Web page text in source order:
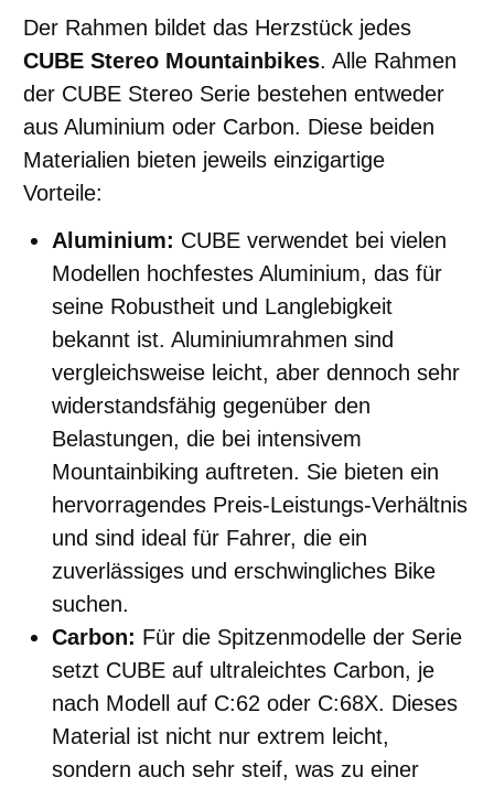
Der Rahmen bildet das Herzstück jedes
CUBE Stereo Mountainbikes. Alle Rahmen
der CUBE Stereo Serie bestehen entweder
aus Aluminium oder Carbon. Diese beiden
Materialien bieten jeweils einzigartige
Vorteile:
Aluminium: CUBE verwendet bei vielen
Modellen hochfestes Aluminium, das für
seine Robustheit und Langlebigkeit
bekannt ist. Aluminiumrahmen sind
vergleichsweise leicht, aber dennoch sehr
widerstandsfähig gegenüber den
Belastungen, die bei intensivem
Mountainbiking auftreten. Sie bieten ein
hervorragendes Preis-Leistungs-Verhältnis
und sind ideal für Fahrer, die ein
zuverlässiges und erschwingliches Bike
suchen.
Carbon: Für die Spitzenmodelle der Serie
setzt CUBE auf ultraleichtes Carbon, je
nach Modell auf C:62 oder C:68X. Dieses
Material ist nicht nur extrem leicht,
sondern auch sehr steif, was zu einer